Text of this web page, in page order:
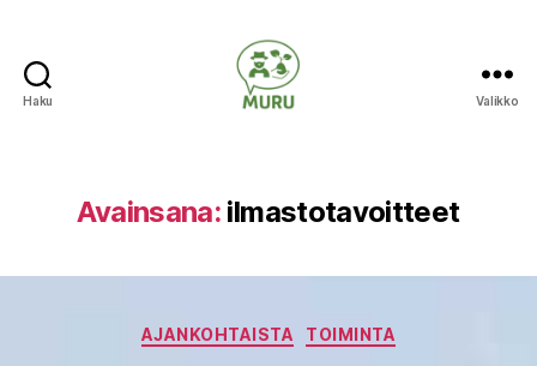
Haku Valikko
Avainsana: ilmastotavoitteet
Kategoriat
AJANKOHTAISTA TOIMINTA